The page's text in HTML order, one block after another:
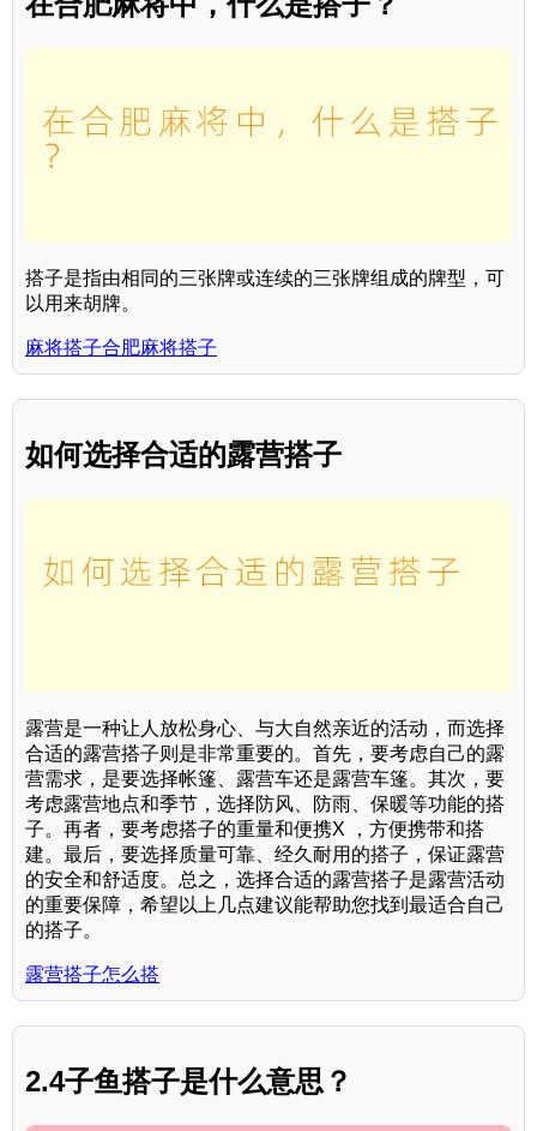
搭子是指由相同的三张牌或连续的三张牌组成的牌型，可
以用来胡牌。
麻将搭子合肥麻将搭子
如何选择合适的露营搭子
露营是一种让人放松身心、与大自然亲近的活动，而选择
合适的露营搭子则是非常重要的。首先，要考虑自己的露
营需求，是要选择帐篷、露营车还是露营车篷。其次，要
考虑露营地点和季节，选择防风、防雨、保暖等功能的搭
子。再者，要考虑搭子的重量和便携X ，方便携带和搭
建。最后，要选择质量可靠、经久耐用的搭子，保证露营
的安全和舒适度。总之，选择合适的露营搭子是露营活动
的重要保障，希望以上几点建议能帮助您找到最适合自己
的搭子。
露营搭子怎么搭
2.4子鱼搭子是什么意思？